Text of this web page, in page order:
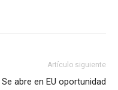
Artículo siguiente
Se abre en EU oportunidad